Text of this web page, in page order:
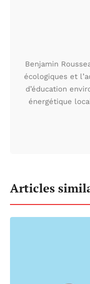
Benjamin
écologiques et
d’éducation
énergétique
Articles